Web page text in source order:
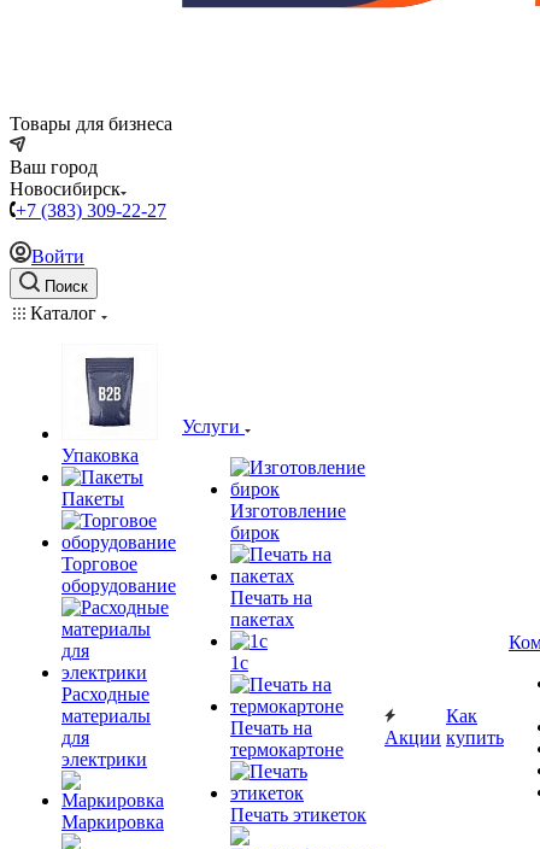
Товары для бизнеса
Ваш город
Новосибирск
+7 (383) 309-22-27
Войти
Поиск
Каталог
Упаковка
Пакеты
Торговое
оборудование
Расходные
материалы
для
электрики
Маркировка
Услуги
Изготовление
бирок
Печать на
пакетах
1c
Печать на
термокартоне
Печать этикеток
Акции
Как
купить